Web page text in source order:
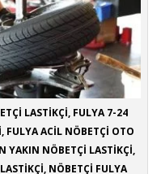
LASTİKÇİ, FULYA 7-24
FULYA ACİL NÖBETÇİ OTO
YAKIN NÖBETÇİ LASTİKÇİ,
NÖBETÇİ FULYA